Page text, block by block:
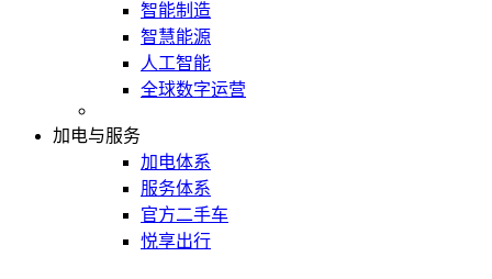
智能制造
智慧能源
人工智能
全球数字运营
加电与服务
加电体系
服务体系
官方二手车
悦享出行